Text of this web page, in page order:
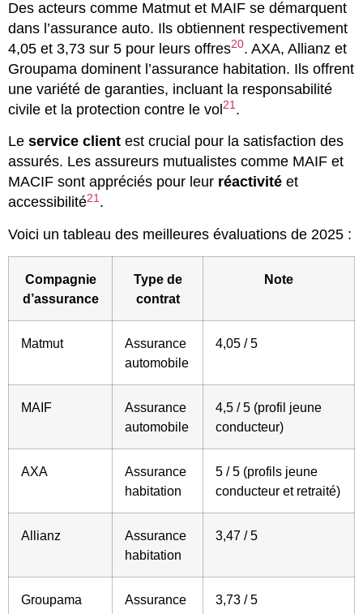
Des acteurs comme Matmut et MAIF se démarquent
dans l’assurance auto. Ils obtiennent respectivement
4,05 et 3,73 sur 5 pour leurs offres20. AXA, Allianz et
Groupama dominent l’assurance habitation. Ils offrent
une variété de garanties, incluant la responsabilité
civile et la protection contre le vol 21.
Le service client est crucial pour la satisfaction des
assurés. Les assureurs mutualistes comme MAIF et
MACIF sont appréciés pour leur réactivité et
accessibilité21 .
Voici un tableau des meilleures évaluations de 2025 :
Compagnie
d’assurance
Type de
contrat
Note
Matmut
Assurance
automobile
4,05 / 5
MAIF
Assurance
automobile
4,5 / 5 (profil jeune
conducteur)
AXA
Assurance
habitation
5 / 5 (profils jeune
conducteur et retraité)
Allianz
Assurance
habitation
3,47 / 5
Groupama
Assurance
3,73 / 5